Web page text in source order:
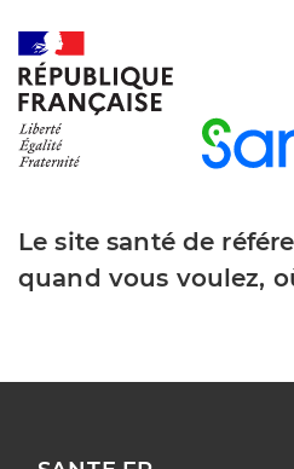
Le site santé de
quand vous voulez,